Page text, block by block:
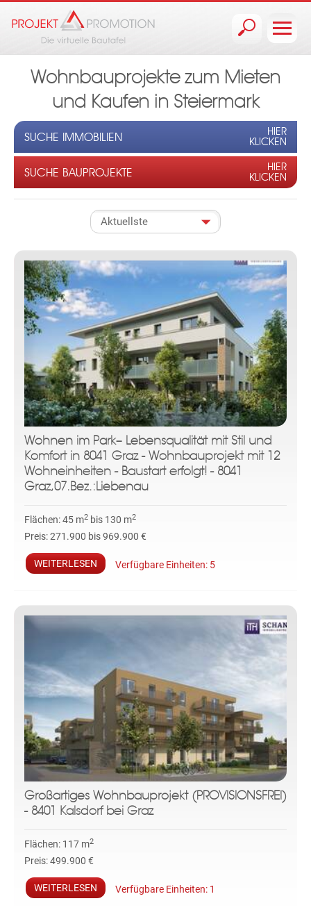
Wohnbauprojekte zum Mieten
und Kaufen in Steiermark
SUCHE IMMOBILIEN
HIER
KLICKEN
SUCHE BAUPROJEKTE
HIER
KLICKEN
Wohnen im Park– Lebensqualität mit Stil und
Komfort in 8041 Graz - Wohnbauprojekt mit 12
Wohneinheiten - Baustart erfolgt! - 8041
Graz,07.Bez.:Liebenau
Flächen:45 m2 bis 130 m2
Preis:271.900 bis 969.900 €
WEITERLESEN Verfügbare Einheiten: 5
Großartiges Wohnbauprojekt (PROVISIONSFREI)
- 8401 Kalsdorf bei Graz
Flächen: 117 m2
Preis:499.900 €
WEITERLESEN Verfügbare Einheiten: 1